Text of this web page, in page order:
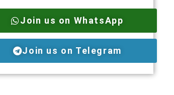
Join us on WhatsApp
Join us on Telegram